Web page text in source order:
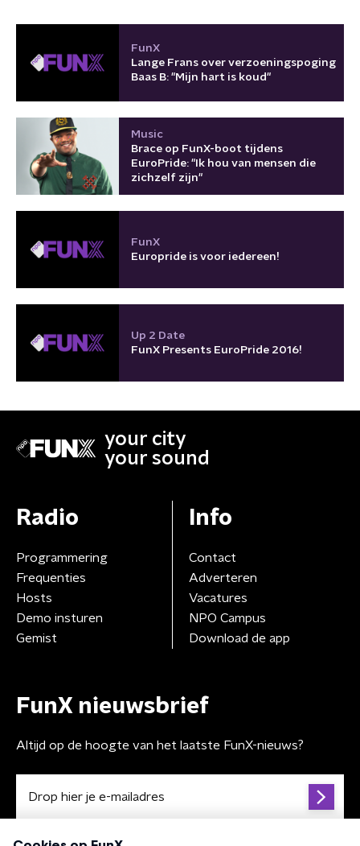
FunX
Lange Frans over verzoeningspoging
Baas B: "Mijn hart is koud"
Music
Brace op FunX-boot tijdens
EuroPride: "Ik hou van mensen die
zichzelf zijn"
FunX
Europride is voor iedereen!
Up 2 Date
FunX Presents EuroPride 2016!
your city
your sound
Radio
Programmering
Frequenties
Hosts
Demo insturen
Gemist
Info
Contact
Adverteren
Vacatures
NPO Campus
Download de app
FunX nieuwsbrief
Altijd op de hoogte van het laatste FunX-nieuws?